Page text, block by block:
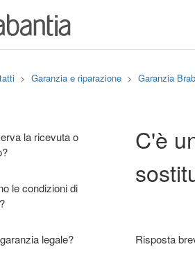
Garanzia e riparazione Garanzia
la ricevuta o
le condizioni di
legale?
C'è
Risposta